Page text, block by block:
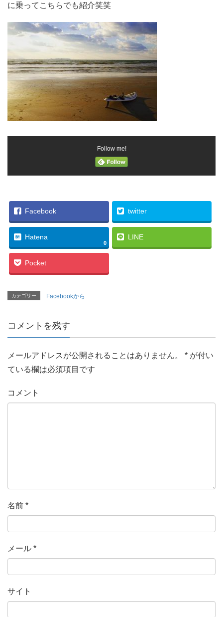
に乗ってこちらでも紹介笑笑
Follow me!
Facebook twitter
Hatena
0
LINE
Pocket
カテゴリー Facebookから
コメントを残す
メールアドレスが公開されることはありません。 * が付い
ている欄は必須項目です
コメント
名前 *
メール *
サイト